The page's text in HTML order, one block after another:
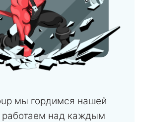
мы гордимся нашей
работаем над каждым